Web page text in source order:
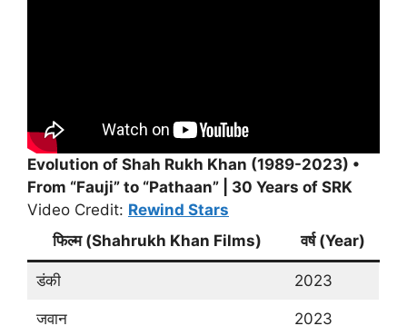
Evolution of Shah Rukh Khan (1989-2023) •
From “Fauji” to “Pathaan” | 30 Years of SRK
Video Credit: Rewind Stars
फिल्म (Shahrukh Khan Films) वर्ष (Year)
डंकी 2023
जवान 2023